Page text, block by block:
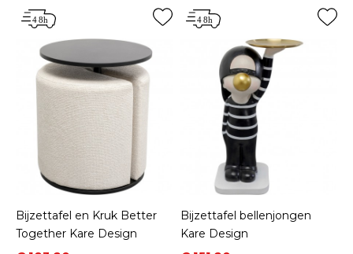
Bijzettafel en Kruk Better
Together Kare Design
Bijzettafel bellenjongen
Kare Design